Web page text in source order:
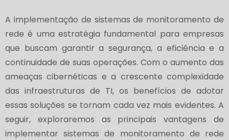
A implementação de sistemas de monitoramento de
rede é uma estratégia fundamental para empresas
que buscam garantir a segurança, a eficiência e a
continuidade de suas operações. Com o aumento das
ameaças cibernéticas e a crescente complexidade
das infraestruturas de TI, os benefícios de adotar
essas soluções se tornam cada vez mais evidentes. A
seguir, exploraremos as principais vantagens de
implementar sistemas de monitoramento de rede